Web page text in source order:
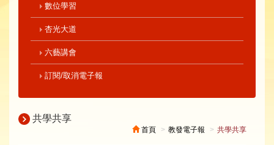
數位學習
杏光大道
六藝講會
訂閱/取消電子報
共學共享
首頁 教發電子報 共學共享